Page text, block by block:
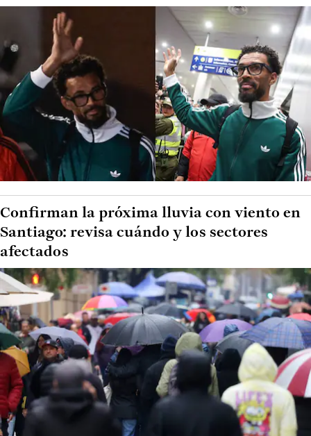
Confirman la próxima lluvia con viento en
Santiago: revisa cuándo y los sectores
afectados